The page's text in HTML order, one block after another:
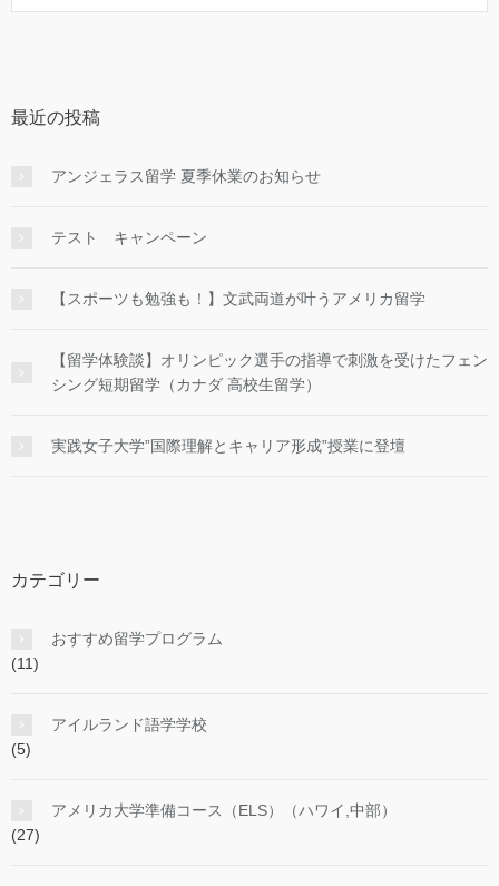
最近の投稿
アンジェラス留学 夏季休業のお知らせ
テスト キャンペーン
【スポーツも勉強も！】文武両道が叶うアメリカ留学
【留学体験談】オリンピック選手の指導で刺激を受けたフェン
シング短期留学（カナダ 高校生留学）
実践女子大学”国際理解とキャリア形成”授業に登壇
カテゴリー
おすすめ留学プログラム
(11)
アイルランド語学学校
(5)
アメリカ大学準備コース（ELS）（ハワイ,中部）
(27)